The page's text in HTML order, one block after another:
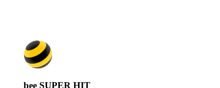
bee SUPER HIT